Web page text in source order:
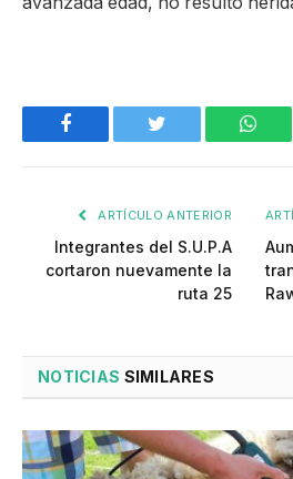
Facebook Twitter
ARTÍCULO ANTERIOR
Integrantes del S.U.P.A
cortaron nuevamente la
ruta 25
NOTICIAS SIMILARES